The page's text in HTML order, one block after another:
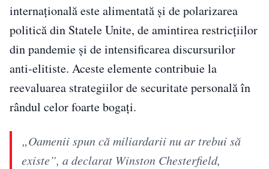
internațională este alimentată și de polarizarea
politică din Statele Unite, de amintirea restricțiilor
din pandemie și de intensificarea discursurilor
anti-elitiste. Aceste elemente contribuie la
reevaluarea strategiilor de securitate personală în
rândul celor foarte bogați.
„Oamenii spun că miliardarii nu ar trebui să
existe”, a declarat Winston Chesterfield,